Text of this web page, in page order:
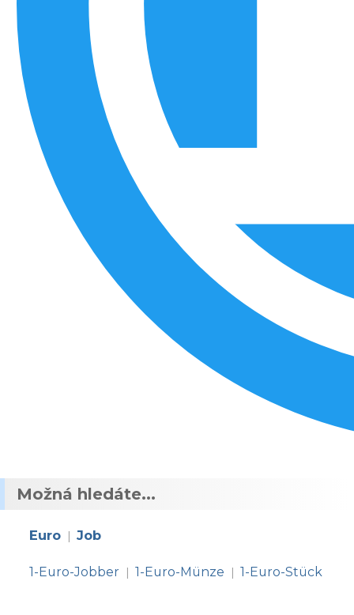
Možná hledáte...
Euro | Job
1-Euro-Jobber | 1-Euro-Münze | 1-Euro-Stück